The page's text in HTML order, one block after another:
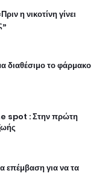
η νικοτίνη γίνει
διαθέσιμο το φάρμακο
: Στην πρώτη
επέμβαση για να τα